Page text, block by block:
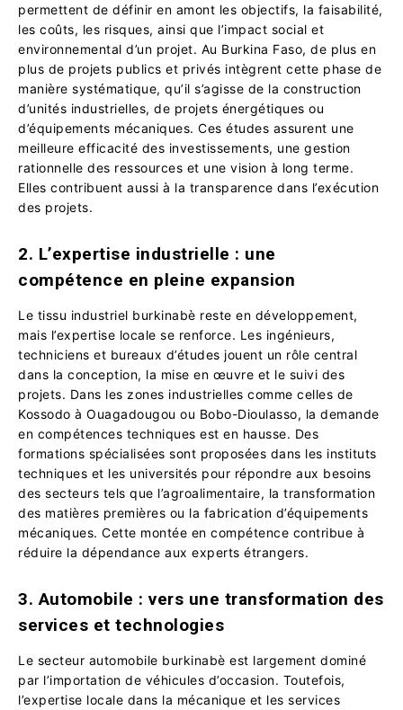
permettent de définir en amont les objectifs, la faisabilité,
les coûts, les risques, ainsi que l’impact social et
environnemental d’un projet. Au Burkina Faso, de plus en
plus de projets publics et privés intègrent cette phase de
manière systématique, qu’il s’agisse de la construction
d’unités industrielles, de projets énergétiques ou
d’équipements mécaniques. Ces études assurent une
meilleure efficacité des investissements, une gestion
rationnelle des ressources et une vision à long terme.
Elles contribuent aussi à la transparence dans l’exécution
des projets.
2. L’expertise industrielle : une
compétence en pleine expansion
Le tissu industriel burkinabè reste en développement,
mais l’expertise locale se renforce. Les ingénieurs,
techniciens et bureaux d’études jouent un rôle central
dans la conception, la mise en œuvre et le suivi des
projets. Dans les zones industrielles comme celles de
Kossodo à Ouagadougou ou Bobo-Dioulasso, la demande
en compétences techniques est en hausse. Des
formations spécialisées sont proposées dans les instituts
techniques et les universités pour répondre aux besoins
des secteurs tels que l’agroalimentaire, la transformation
des matières premières ou la fabrication d’équipements
mécaniques. Cette montée en compétence contribue à
réduire la dépendance aux experts étrangers.
3. Automobile : vers une transformation des
services et technologies
Le secteur automobile burkinabè est largement dominé
par l’importation de véhicules d’occasion. Toutefois,
l’expertise locale dans la mécanique et les services